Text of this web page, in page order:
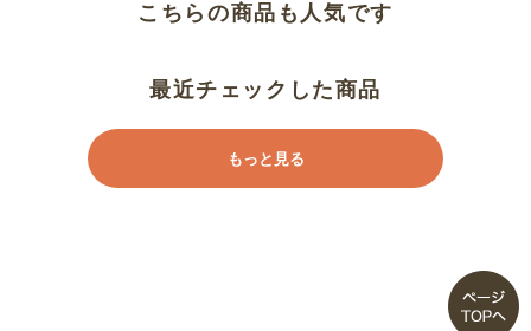
こちらの商品も人気です
最近チェックした商品
もっと見る